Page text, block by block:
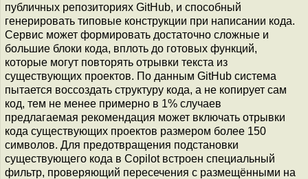
публичных репозиториях GitHub, и способный
генерировать типовые конструкции при написании кода.
Сервис может формировать достаточно сложные и
большие блоки кода, вплоть до готовых функций,
которые могут повторять отрывки текста из
существующих проектов. По данным GitHub система
пытается воссоздать структуру кода, а не копирует сам
код, тем не менее примерно в 1% случаев
предлагаемая рекомендация может включать отрывки
кода существующих проектов размером более 150
символов. Для предотвращения подстановки
существующего кода в Copilot встроен специальный
фильтр, проверяющий пересечения с размещёнными на